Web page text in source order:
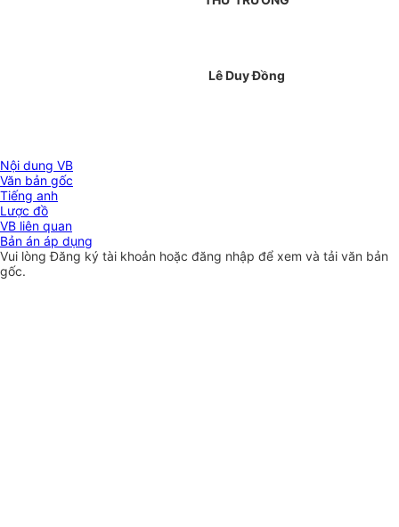
Lê Duy Đồng
Nội dung VB
Văn bản gốc
Tiếng anh
Lược đồ
VB liên quan
Bản án áp dụng
Vui lòngĐăng ký tài khoản hoặc đăng nhập để xem và tải văn bản
gốc.